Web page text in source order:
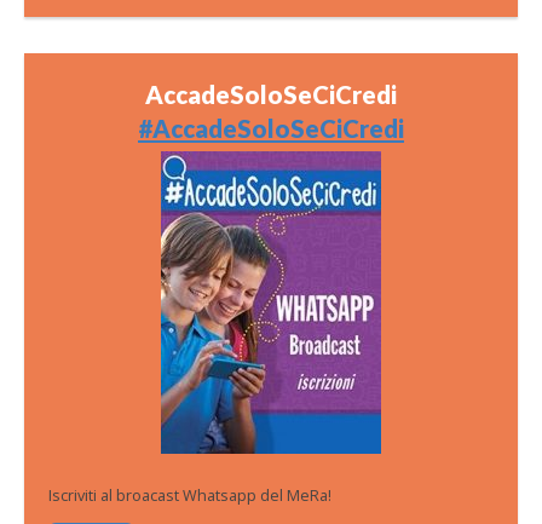
AccadeSoloSeCiCredi
#AccadeSoloSeCiCredi
Iscriviti al broacast Whatsapp del MeRa!